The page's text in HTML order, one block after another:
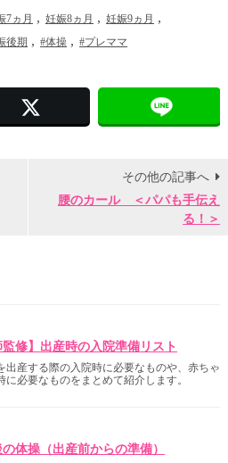
7ヵ月 妊娠8ヵ月 妊娠9ヵ月
後期 #体操 #プレママ
その他の記事へ
腰のカール ＜パパも手伝え
る！＞
監修】出産時の入院準備リスト
出産する際の入院時に必要なものや、赤ちゃ
に必要なものをまとめて紹介します。
体操（出産前からの準備）